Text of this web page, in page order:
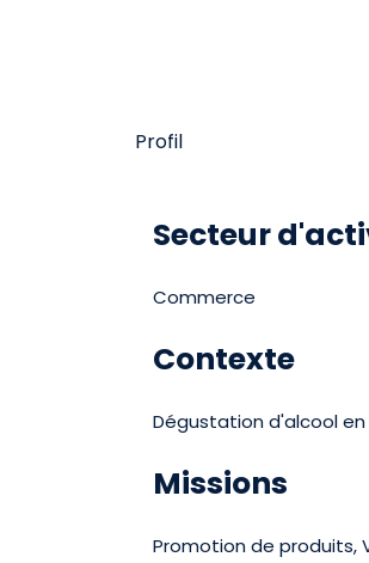
Profil
Secteur
Commerce
Contexte
Dégustation d'alcool
Missions
Promotion de produits,